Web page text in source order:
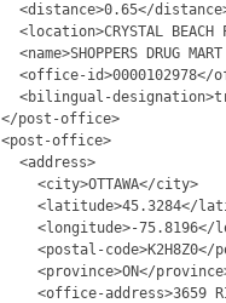
<distance>0.65</
<location>CRYSTAL
<name>SHOPPERS DRUG
<office-
<bilingual-
</post-office>
<post-office>
<address>
<city>OTTAWA</city>
<latitude>45.3284</
<longitude>-75.8196</
<postal-code>K2H8Z0</
<province>ON</
<office-address>3659